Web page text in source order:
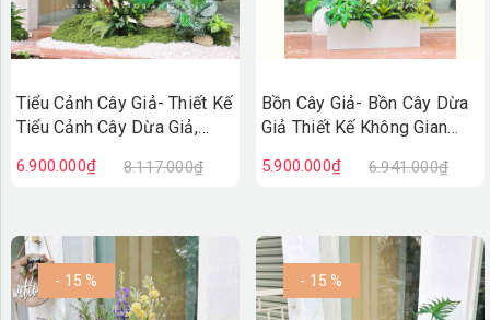
Tiểu Cảnh Cây Giả- Thiết Kế
Tiểu Cảnh Cây Dừa Giả,
Xanh (160X140X190cm)-
6.900.000₫ 8.117.000₫
Bồn Cây Giả- Bồn Cây Dừa
Giả Thiết Kế Không Gian
(150X80X200cm)- BC255
5.900.000₫ 6.941.000₫
- 15 % - 15 %